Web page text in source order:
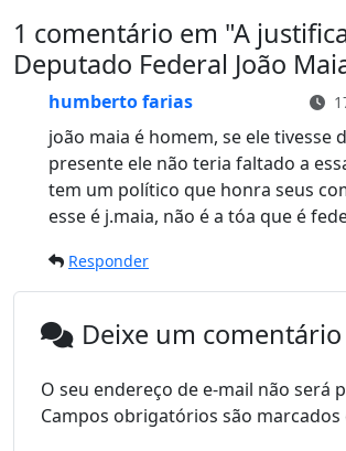
1 comentário em "A
Deputado Federal João
humberto farias
joão maia é homem, se ele tivesse
presente ele não teria faltado a
tem um político que honra seus
esse é j.maia, não é a tóa que é
Responder
Deixe um comentário
O seu endereço de e-mail não será
Campos obrigatórios são marcados